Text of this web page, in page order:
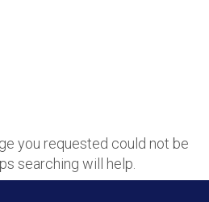
you requested could not be
searching will help.